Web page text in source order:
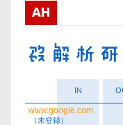
ブ
AH